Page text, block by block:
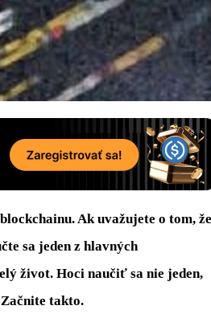
Ak uvažujete o tom, že
sa jeden z hlavných
život. Hoci naučiť sa nie jeden,
takto.